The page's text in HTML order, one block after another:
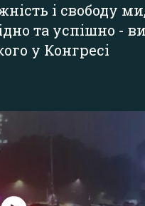
і свободу
та успішно -
у Конгресі